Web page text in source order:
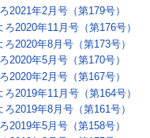
2021年2月号（第179号）
ろ2020年11月号（第176号）
ろ2020年8月号（第173号）
2020年5月号（第170号）
2020年2月号（第167号）
ろ2019年11月号（第164号）
ろ2019年8月号（第161号）
2019年5月号（第158号）